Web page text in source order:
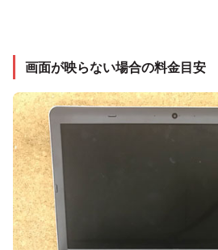
画面が映らない場合の料金目安